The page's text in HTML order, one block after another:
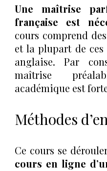
Une maîtrise
française est
cours comprend
et la plupart de ces
anglaise. Par
maîtrise
académique est
Méthodes
Ce cours se
cours en ligne